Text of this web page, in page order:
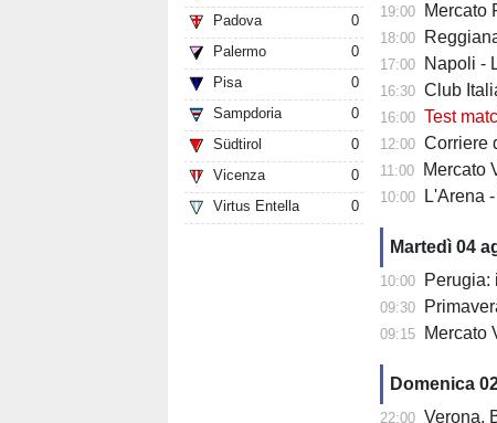
Padova
0
Palermo
0
Pisa
0
Sampdoria
0
Südtirol
0
Vicenza
0
Virtus Entella
0
19:00 Mercato
18:00
17:00 Napoli -
16:30 Club Italia -
16:00 Test
12:00 Corriere di
11:00 Mercato
10:00 L'Arena
Martedì 04
10:00 Perugia:
09:30
09:15 Mercato
Domenica
22:00 Verona,